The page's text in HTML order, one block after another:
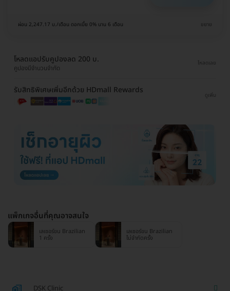
ผ่อน 2,247.17 บ./เดือน ดอกเบี้ย 0% นาน 6 เดือน ขยาย
โหลดแอปรับคูปองลด 200 บ.
คูปองมีจำนวนจำกัด
โหลดเลย
รับสิทธิพิเศษเพิ่มอีกด้วย HDmall Rewards
ดูเพิ่ม
แพ็กเกจอื่นที่คุณอาจสนใจ
เลเซอร์ขน Brazilian
1 ครั้ง
เลเซอร์ขน Brazilian
ไม่จำกัดครั้ง
DSK Clinic